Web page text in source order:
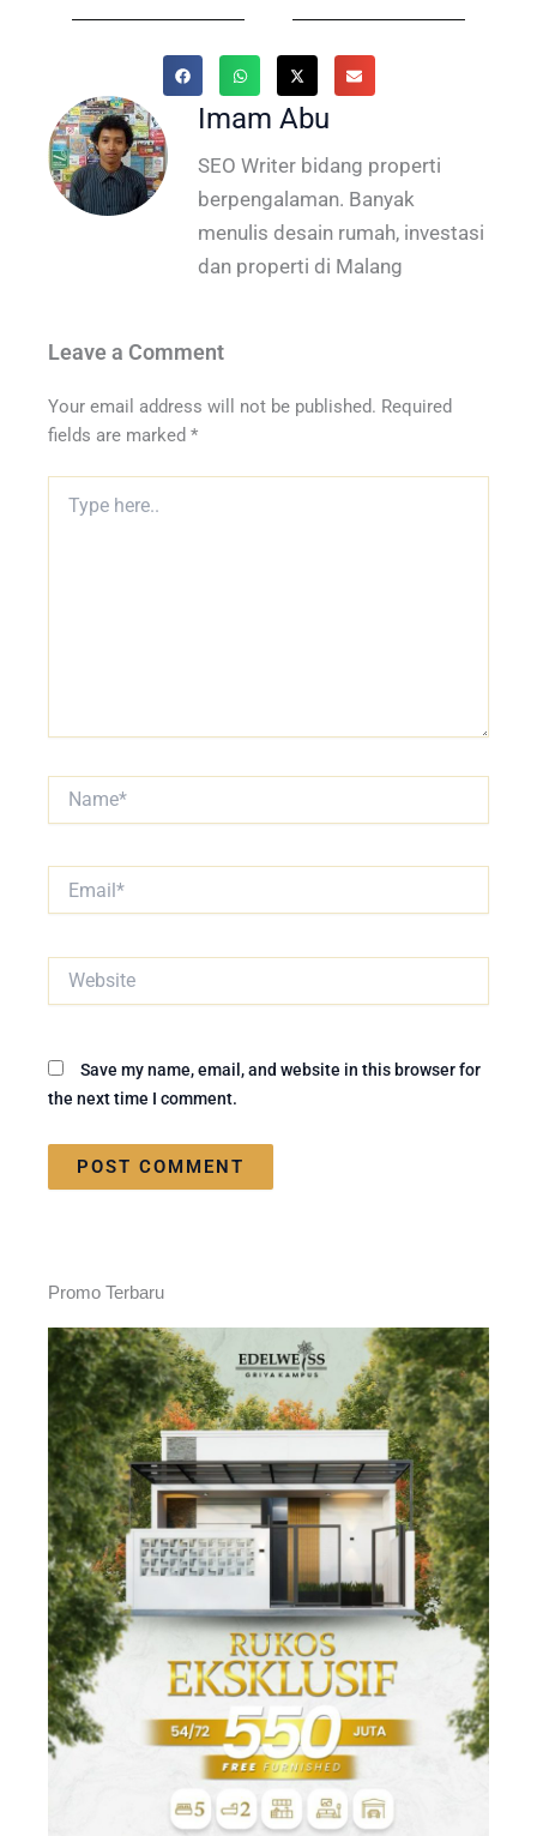
Imam Abu
SEO Writer bidang properti
berpengalaman. Banyak
menulis desain rumah, investasi
dan properti di Malang
Leave a Comment
Your email address will not be published. Required
fields are marked *
here..
Save my name, email, and website in this browser for
the next time I comment.
Promo Terbaru